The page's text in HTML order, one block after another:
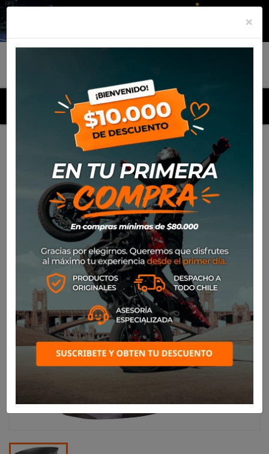
MENU
Productos Cuello Alpinestars Necktube Camo
×